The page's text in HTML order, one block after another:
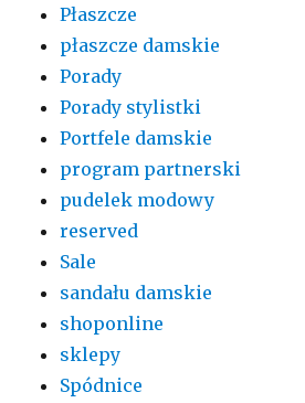
Płaszcze
płaszcze damskie
Porady
Porady stylistki
Portfele damskie
program partnerski
pudelek modowy
reserved
Sale
sandału damskie
shoponline
sklepy
Spódnice